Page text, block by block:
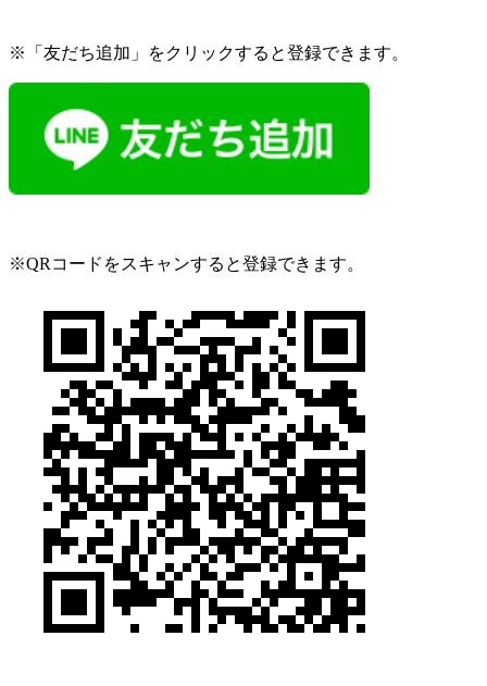
※「友だち追加」をクリックすると登録できます。
※QRコードをスキャンすると登録できます。